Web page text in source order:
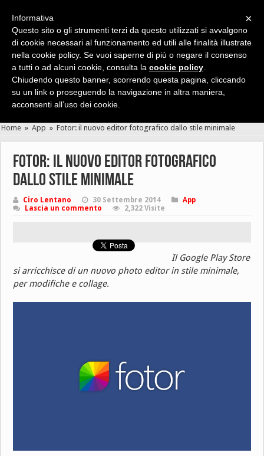
Cerca velocemente news, recensioni, guide, app, giochi ...
Home » App » Fotor: il nuovo editor fotografico dallo stile minimale
Fotor: il nuovo editor fotografico
dallo stile minimale
Ciro Lentano 30 Settembre 2014
App
Lascia un commento
2,322 Visite
Il Google Play Store
si arricchisce di un nuovo photo editor in stile minimale,
per modifiche e collage.
×
Informativa
Questo sito o gli strumenti terzi da questo utilizzati si avvalgono
di cookie necessari al funzionamento ed utili alle finalità illustrate
nella cookie policy. Se vuoi saperne di più o negare il consenso
a tutti o ad alcuni cookie, consulta la cookie policy
Chiudendo questo banner, scorrendo questa pagina, cliccando
su un link o proseguendo la navigazione in altra maniera,
acconsenti all’uso dei cookie.